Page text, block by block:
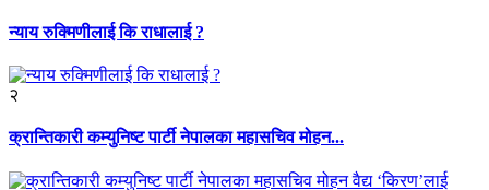
न्याय रुक्मिणीलाई कि राधालाई ?
२
क्रान्तिकारी कम्युनिष्ट पार्टी नेपालका महासचिव मोहन...